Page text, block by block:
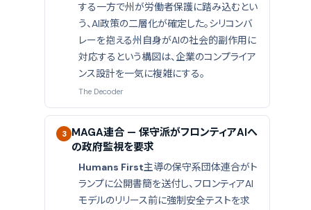
する一方で州が労働者保護に踏み込むとい
う、AI政策の二層化が確定した。シリコンバ
レーを抱える州自身がAIの社会的副作用に
対応するという構図は、企業のコンプライア
ンス設計を一気に複雑にする。
The Decoder
3
MAGA連合 — 保守派がフロンティアAIへ
の政府監視を要求
Humans First主導の保守系団体連合がト
ランプに公開書簡を送付し、フロンティアAI
モデルのリリース前に強制安全テストを求